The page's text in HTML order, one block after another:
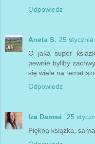
Odpowiedz
Aneta S. 25
O jaka super
pewnie byliby
się wiele na temat
Odpowiedz
Iza Damsé
25
Piękna książka,